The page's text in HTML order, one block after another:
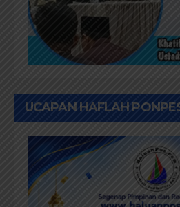
UCAPAN HAFLAH